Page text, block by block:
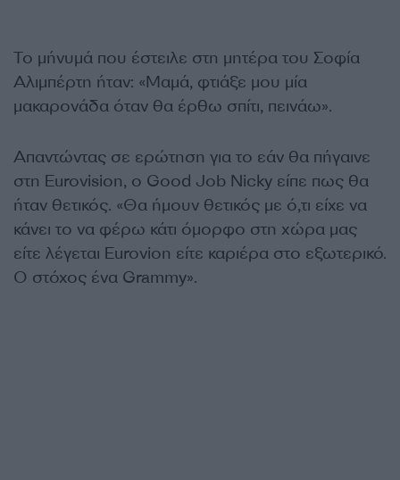
Το μήνυμά που έστειλε στη μητέρα του Σοφία
Αλιμπέρτη ήταν: «Μαμά, φτιάξε μου μία
μακαρονάδα όταν θα έρθω σπίτι, πεινάω».
Απαντώντας σε ερώτηση για το εάν θα πήγαινε
στη Eurovision, ο Good Job Nicky είπε πως θα
ήταν θετικός. «Θα ήμουν θετικός με ό,τι είχε να
κάνει το να φέρω κάτι όμορφο στη χώρα μας
είτε λέγεται Eurovion είτε καριέρα στο εξωτερικό.
Ο στόχος ένα Grammy».